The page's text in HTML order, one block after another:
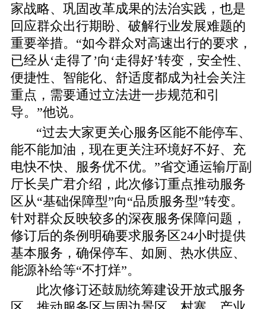
家战略、巩固改革成果的法治实践，也是
回应群众出行期盼、破解行业发展难题的
重要举措。“如今群众对高速出行的要求，
已经从‘走得了’向‘走得好’转变，安全性、
便捷性、智能化、舒适度都成为社会关注
重点，需要通过立法进一步规范和引
导。”他说。
“过去大家更关心服务区能不能停车、
能不能加油，现在更关注环境好不好、充
电快不快、服务优不优。”省交通运输厅副
厅长吴广君介绍，此次修订重点推动服务
区从“基础保障型”向“品质服务型”转变。
针对群众反映较多的深夜服务保障问题，
修订后的条例明确要求服务区24小时提供
基本服务，确保停车、如厕、热水供应、
能源补给等“不打烊”。
此次修订还鼓励统筹建设开放式服务